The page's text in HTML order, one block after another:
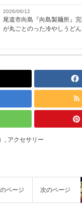
2026/06/12
尾道市向島『向島製麺所』
が丸ごとのった冷やしうどん
, アクセサリー
ページ 次のページ